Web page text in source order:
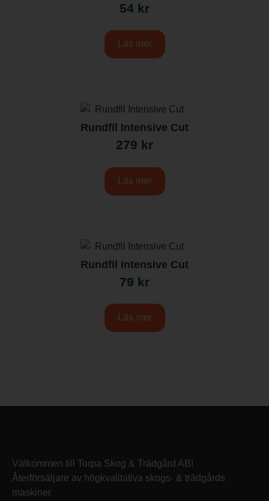
54 kr
Läs mer
Rundfil Intensive Cut
279 kr
Läs mer
Rundfil Intensive Cut
79 kr
Läs mer
Välkommen till Torpa Skog & Trädgård AB!
Återförsäljare av högkvalitativa skogs- & trädgårds
maskiner